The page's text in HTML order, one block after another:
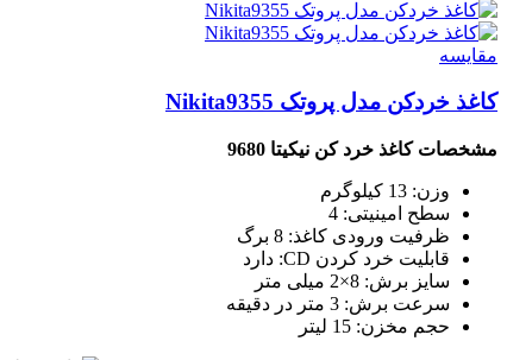
مقايسه
کاغذ خردکن مدل پروتک Nikita9355
مشخصات کاغذ خرد کن نیکیتا 9680
وزن: 13 کیلوگرم
سطح امینیتی: 4
ظرفیت ورودی کاغذ: 8 برگ
قابلیت خرد کردن CD: دارد
سایز برش: 8×2 میلی متر
سرعت برش: 3 متر در دقیقه
حجم مخزن: 15 لیتر